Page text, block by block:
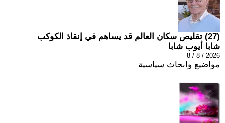
(27) تقليص سكان العالم قد يساهم في إنقاذ الكوكب
شابا أيوب شابا
2026 / 8 / 8
مواضيع وابحاث سياسية